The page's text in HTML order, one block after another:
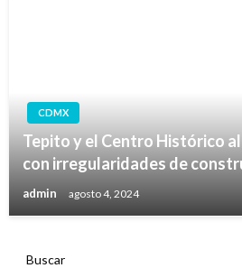
CDMX
Tepito y el Centro Histórico
con irregularidades de
admin agosto 4, 2024
Buscar